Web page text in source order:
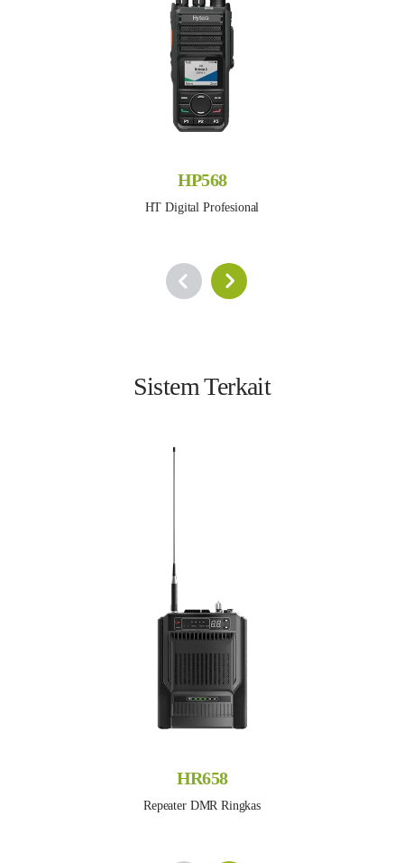
HP568
HT Digital Profesional
Sistem Terkait
HR658
Repeater DMR Ringkas